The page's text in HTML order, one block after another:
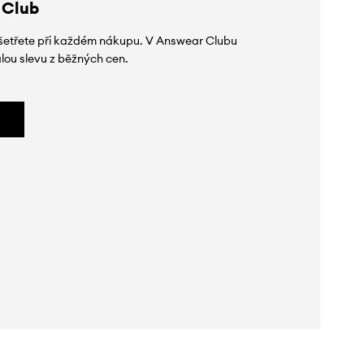
při každém nákupu. V Answear Clubu
slevu z běžných cen.